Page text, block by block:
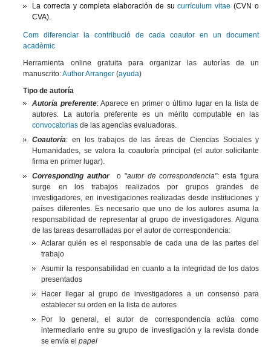
La correcta y completa elaboración de sucurrículum vitae (CVN o
CVA).
Com diferenciar la contribució de cada coautor en un document
acadèmic
Herramienta online gratuita para organizar las autorías de un
manuscrito:Author Arranger (ayuda)
Tipo de autoría
Autoría preferente: Aparece en primer o último lugar en la lista de
autores. La autoría preferente es un mérito computable en las
convocatorias de las agencias evaluadoras.
Coautoría: en los trabajos de las áreas de Ciencias Sociales y
Humanidades, se valora la coautoría principal (el autor solicitante
firma en primer lugar).
Corresponding authoro "autor de correspondencia": esta figura
surge en los trabajos realizados por grupos grandes de
investigadores, en investigaciones realizadas desde instituciones y
países diferentes. Es necesario que uno de los autores asuma la
responsabilidad de representar al grupo de investigadores. Alguna
de las tareas desarrolladas por el autor de correspondencia:
Aclarar quién es el responsable de cada una de las partes del
trabajo
Asumir la responsabilidad en cuanto a la integridad de los datos
presentados
Hacer llegar al grupo de investigadores a un consenso para
establecer su orden en la lista de autores
Por lo general, el autor de correspondencia actúa como
intermediario entre su grupo de investigación y la revista donde
se envía elpapel